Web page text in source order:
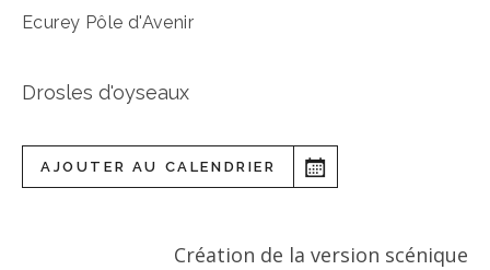
Ecurey Pôle d'Avenir
Drosles d'oyseaux
AJOUTER AU CALENDRIER
Création de la version scénique